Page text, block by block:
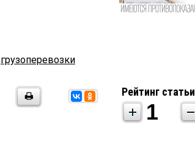
грузоперевозки
Рейтинг статьи
1